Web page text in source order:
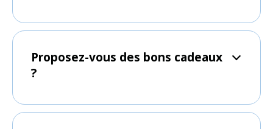
Proposez-vous des bons cadeaux
?